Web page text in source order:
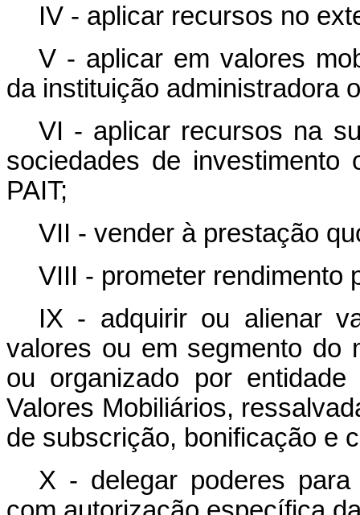
IV - aplicar recursos no
V - aplicar em valores
da instituição administradora
VI - aplicar recursos na
sociedades de
PAIT;
VII - vender à prestação
VIII - prometer rendimento
IX - adquirir ou alienar
valores ou em segmento do
ou organizado por
Valores Mobiliários,
de subscrição, bonificação e
X - delegar poderes